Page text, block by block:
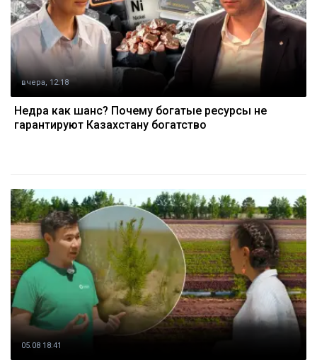
вчера, 12:18
Недра как шанс? Почему богатые ресурсы не
гарантируют Казахстану богатство
05.08 18:41